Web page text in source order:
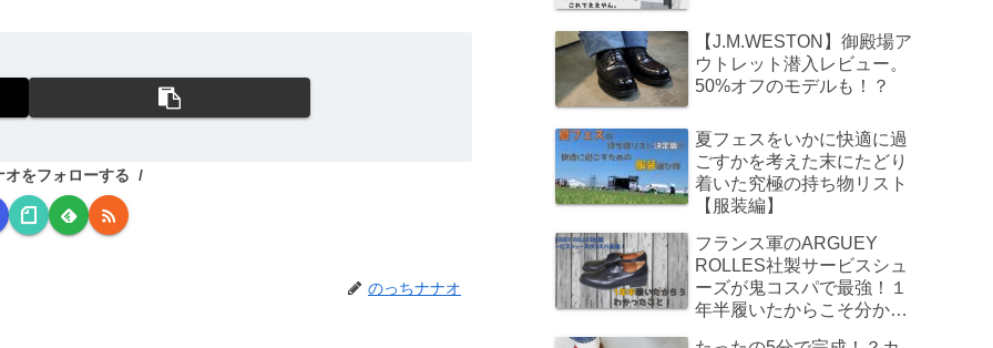
オをフォローする
のっちナナオ
【J.M.WESTON】御殿場ア
ウトレット潜入レビュー。
50%オフのモデルも！？
夏フェスをいかに快適に過
ごすかを考えた末にたどり
着いた究極の持ち物リスト
【服装編】
フランス軍のARGUEY
ROLLES社製サービスシュ
ーズが鬼コスパで最強！１
年半履いたからこそ分かっ